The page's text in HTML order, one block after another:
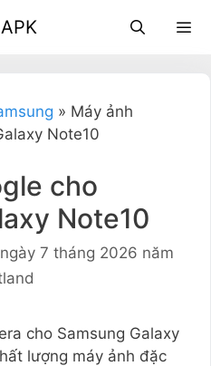
» Máy ảnh
Note10
cho
Note10
7 tháng 2026 năm
cho Samsung Galaxy
lượng máy ảnh đặc